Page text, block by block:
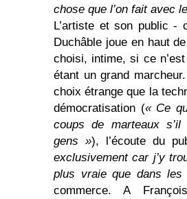
chose que l’on fait avec
L’artiste et son public -
Duchâble joue en haut
choisi, intime, si ce
étant un grand
choix étrange que la
démocratisation (« Ce
coups de marteaux
gens »), l’écoute du
exclusivement car j’y
plus vraie que dans les
commerce. A